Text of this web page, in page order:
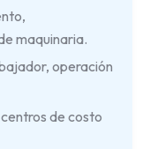
maquinaria.
operación
de costo